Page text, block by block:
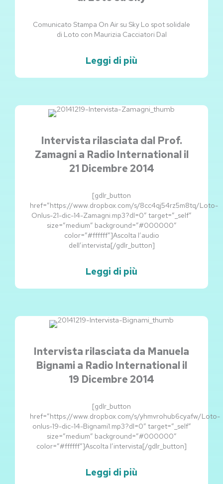
Comunicato Stampa On Air su Sky Lo spot solidale
di Loto con Maurizia Cacciatori Dal
Leggi di più
Intervista rilasciata dal Prof.
Zamagni a Radio International il
21 Dicembre 2014
[gdlr_button
href=”https://www.dropbox.com/s/8cc4qj54rz5m8tq/Loto-
Onlus-21-dic-14-Zamagni.mp3?dl=0″ target=”_self”
size=”medium” background=”#000000″
color=”#ffffff”]Ascolta l’audio
dell’intervista[/gdlr_button]
Leggi di più
Intervista rilasciata da Manuela
Bignami a Radio International il
19 Dicembre 2014
[gdlr_button
href=”https://www.dropbox.com/s/yhmvrohub6cyafw/Loto-
onlus-19-dic-14-Bignami1.mp3?dl=0″ target=”_self”
size=”medium” background=”#000000″
color=”#ffffff”]Ascolta l’intervista[/gdlr_button]
Leggi di più